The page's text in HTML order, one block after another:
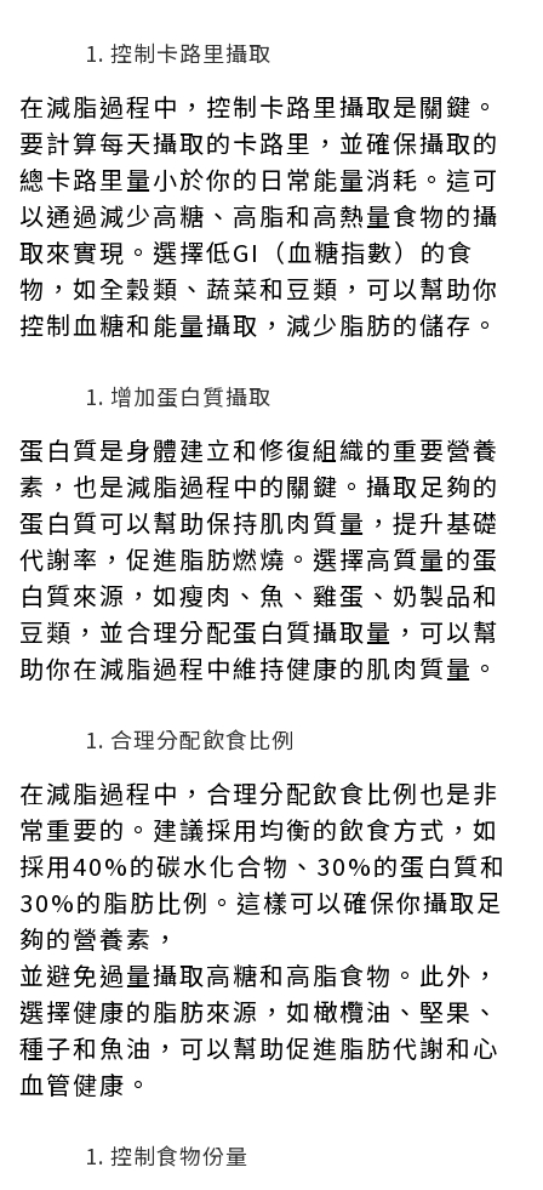
控制卡路里攝取
在減脂過程中，控制卡路里攝取是關鍵。
要計算每天攝取的卡路里，並確保攝取的
總卡路里量小於你的日常能量消耗。這可
以通過減少高糖、高脂和高熱量食物的攝
取來實現。選擇低GI（血糖指數）的食
物，如全穀類、蔬菜和豆類，可以幫助你
控制血糖和能量攝取，減少脂肪的儲存。
增加蛋白質攝取
蛋白質是身體建立和修復組織的重要營養
素，也是減脂過程中的關鍵。攝取足夠的
蛋白質可以幫助保持肌肉質量，提升基礎
代謝率，促進脂肪燃燒。選擇高質量的蛋
白質來源，如瘦肉、魚、雞蛋、奶製品和
豆類，並合理分配蛋白質攝取量，可以幫
助你在減脂過程中維持健康的肌肉質量。
合理分配飲食比例
在減脂過程中，合理分配飲食比例也是非
常重要的。建議採用均衡的飲食方式，如
採用40%的碳水化合物、30%的蛋白質和
30%的脂肪比例。這樣可以確保你攝取足
夠的營養素，
並避免過量攝取高糖和高脂食物。此外，
選擇健康的脂肪來源，如橄欖油、堅果、
種子和魚油，可以幫助促進脂肪代謝和心
血管健康。
控制食物份量